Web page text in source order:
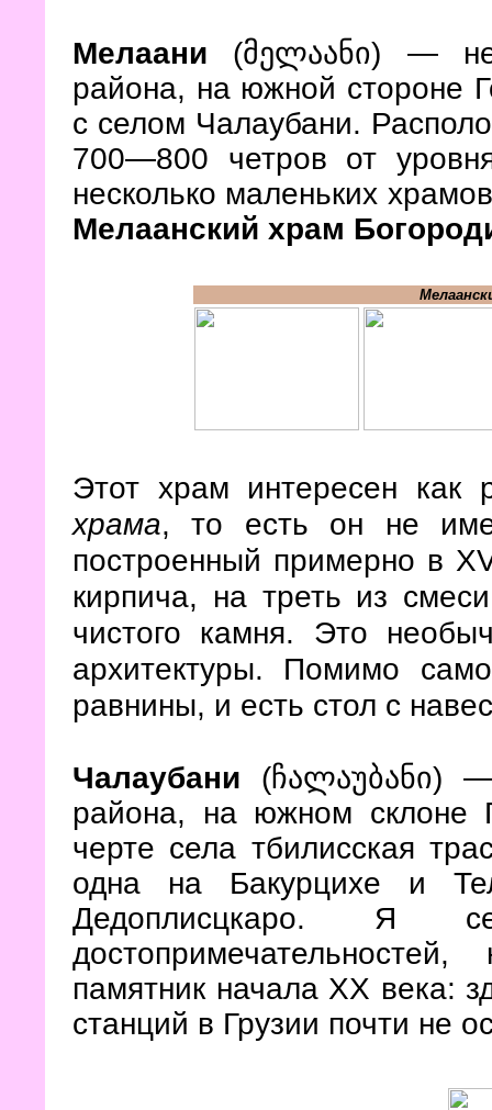
Мелаани (მელაანი) —
района, на южной стороне
с селом Чалаубани.
700—800 четров от
несколько маленьких
Мелаанский храм
Этот храм интересен как
храма, то есть он не
построенный примерно в
кирпича, на треть из
чистого камня. Это
архитектуры. Помимо
равнины, и есть стол с
Чалаубани (ჩალაუბანი)—
района, на южном склоне
черте села тбилисская
одна на Бакурцихе и
Дедоплисцкаро. Я
памятник начала XX века:
станций в Грузии почти не